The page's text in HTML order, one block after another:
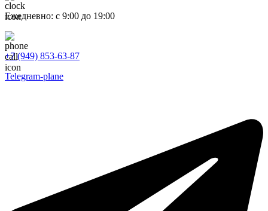
Ежедневно: с 9:00 до 19:00
+7 (949) 853-63-87
Telegram-plane